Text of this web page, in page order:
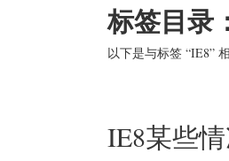
标签目录
以下是与标签 “IE8”
IE8某些